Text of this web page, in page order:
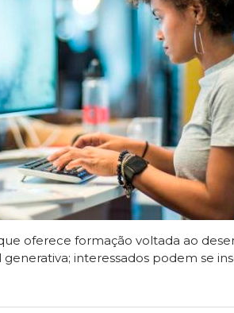
oferece formação voltada ao
interessados podem se